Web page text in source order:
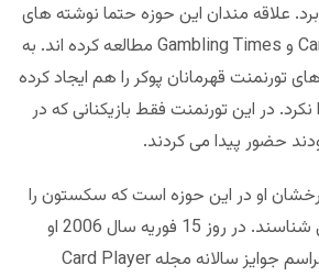
علاقه مندان این حوزه حتما نوشته های
او را در مجله Card Player و Gambling Times مطالعه کرده اند. به
تورنمنت قهرمانان پوکر را هم ایجاد کرده
نکرد. در این تورنمنت فقط بازیکنانی که در
حضور پیدا می کردند.
او در این حوزه است که سکستون را
با لقب «سفیر پوکر» می شناسند. در روز 15 فوریه سال 2006 او
جایزه سفیر پوکر را در مراسم جوایز سالانه مجله Card Player